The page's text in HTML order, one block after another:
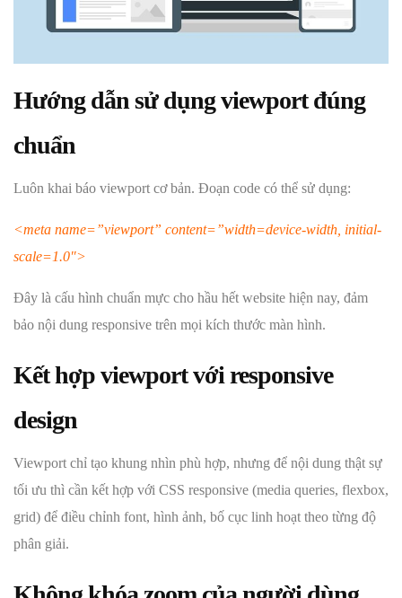
Hướng dẫn sử dụng viewport đúng
chuẩn
Luôn khai báo viewport cơ bản. Đoạn code có thể sử dụng:
<meta name=”viewport” content=”width=device-width, initial-
scale=1.0″>
Đây là cấu hình chuẩn mực cho hầu hết website hiện nay, đảm
bảo nội dung responsive trên mọi kích thước màn hình.
Kết hợp viewport với responsive
design
Viewport chỉ tạo khung nhìn phù hợp, nhưng để nội dung thật sự
tối ưu thì cần kết hợp với CSS responsive (media queries, flexbox,
grid) để điều chỉnh font, hình ảnh, bố cục linh hoạt theo từng độ
phân giải.